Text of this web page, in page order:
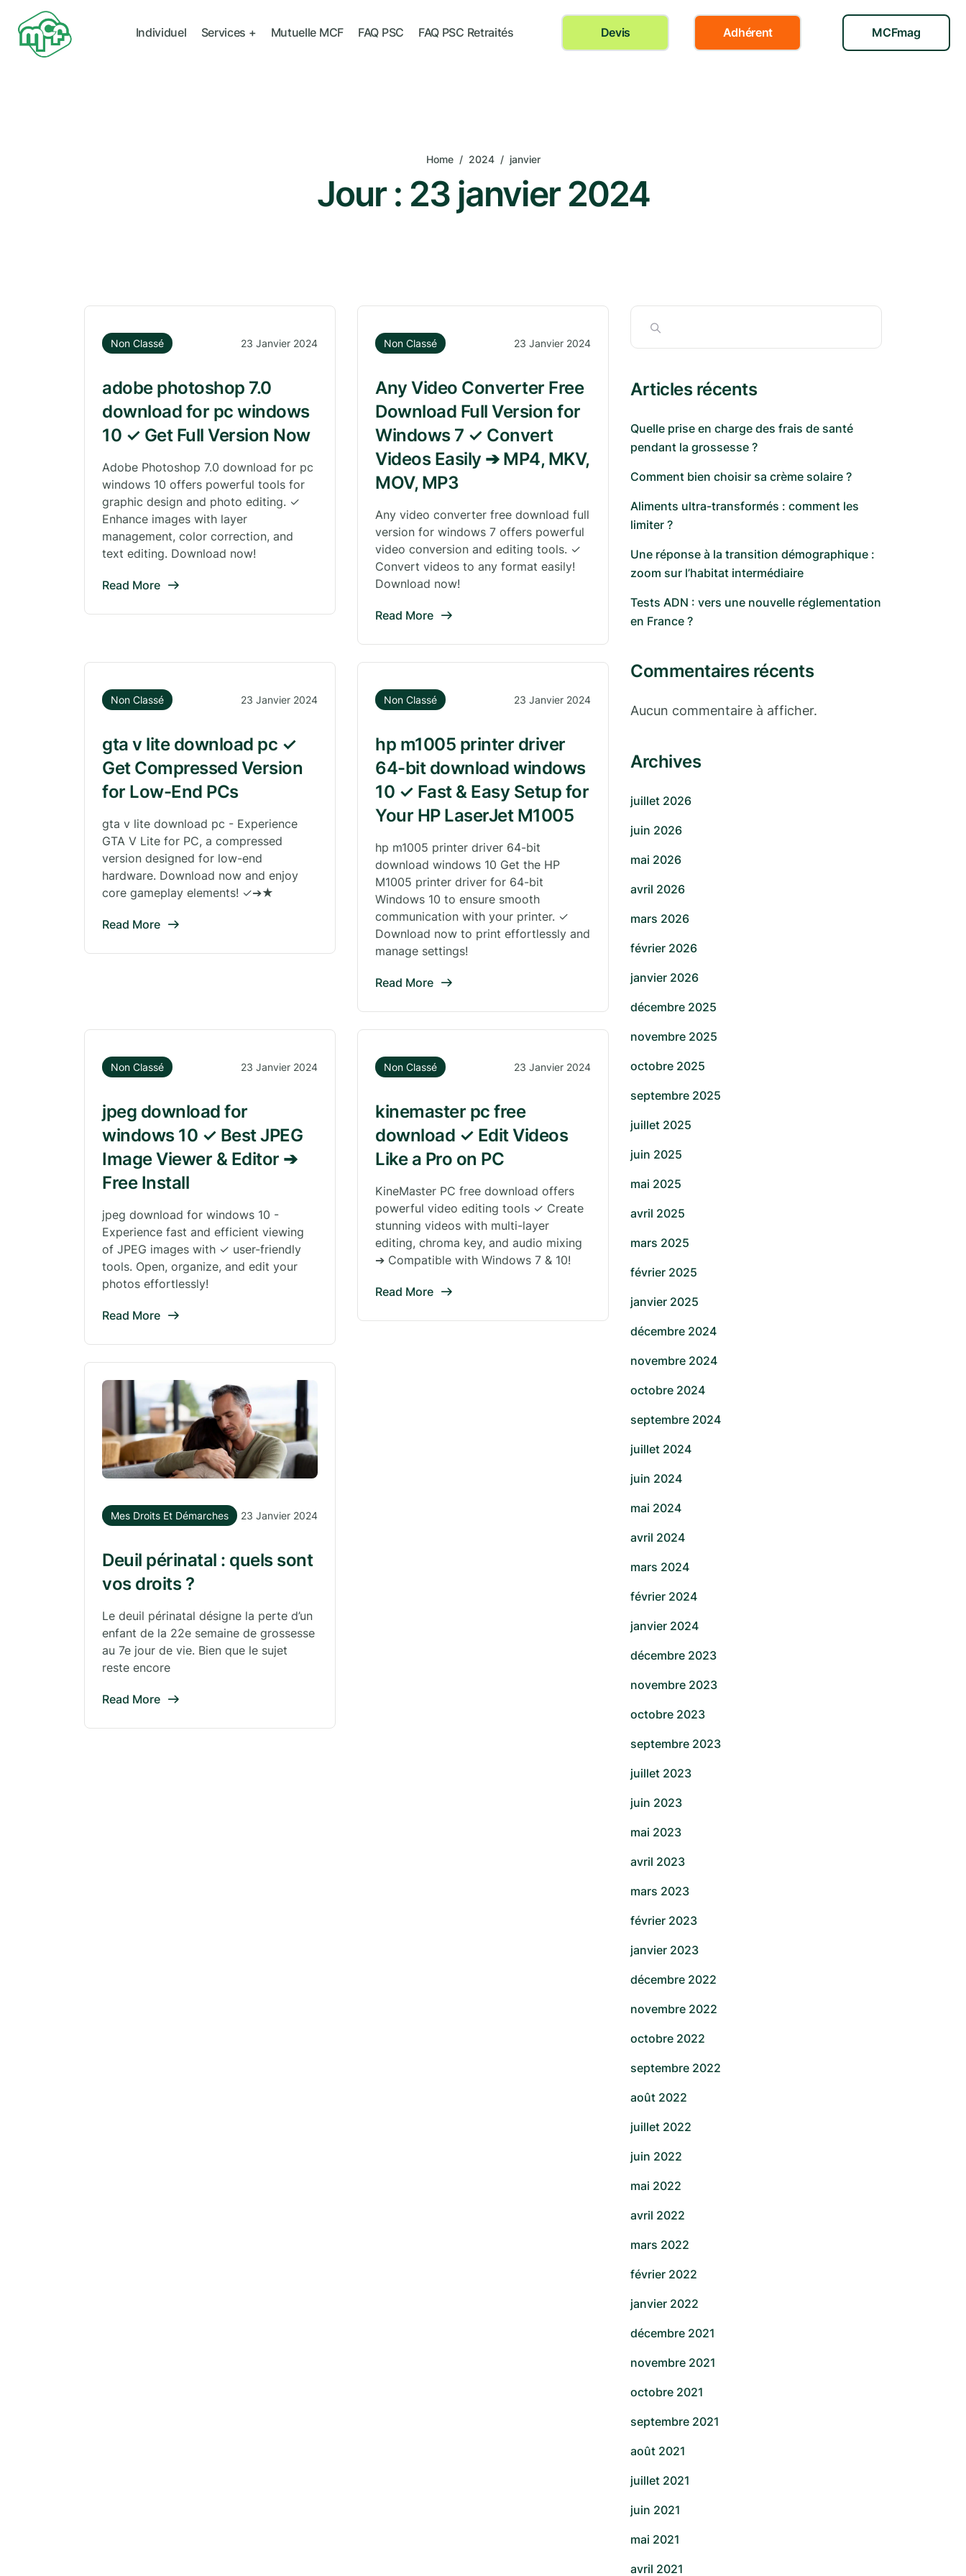
Individuel Services + Mutuelle MCF FAQ PSC FAQ PSC Retraités Devis Adhérent MCFmag
Home / 2024 / janvier
Jour : 23 janvier 2024
Non Classé 23 Janvier 2024
adobe photoshop 7.0
download for pc windows
10 ✓ Get Full Version Now
Adobe Photoshop 7.0 download for pc
windows 10 offers powerful tools for
graphic design and photo editing. ✓
Enhance images with layer
management, color correction, and
text editing. Download now!
Read More
Non Classé 23 Janvier 2024
Any Video Converter Free
Download Full Version for
Windows 7 ✓ Convert
Videos Easily ➔ MP4, MKV,
MOV, MP3
Any video converter free download full
version for windows 7 offers powerful
video conversion and editing tools. ✓
Convert videos to any format easily!
Download now!
Read More
Non Classé 23 Janvier 2024
gta v lite download pc ✓
Get Compressed Version
for Low-End PCs
gta v lite download pc - Experience
GTA V Lite for PC, a compressed
version designed for low-end
hardware. Download now and enjoy
core gameplay elements! ✓➔★
Read More
Non Classé 23 Janvier 2024
hp m1005 printer driver
64-bit download windows
10 ✓ Fast & Easy Setup for
Your HP LaserJet M1005
hp m1005 printer driver 64-bit
download windows 10 Get the HP
M1005 printer driver for 64-bit
Windows 10 to ensure smooth
communication with your printer. ✓
Download now to print effortlessly and
manage settings!
Read More
Non Classé 23 Janvier 2024
jpeg download for
windows 10 ✓ Best JPEG
Image Viewer & Editor ➔
Free Install
jpeg download for windows 10 -
Experience fast and efficient viewing
of JPEG images with ✓ user-friendly
tools. Open, organize, and edit your
photos effortlessly!
Read More
Non Classé 23 Janvier 2024
kinemaster pc free
download ✓ Edit Videos
Like a Pro on PC
KineMaster PC free download offers
powerful video editing tools ✓ Create
stunning videos with multi-layer
editing, chroma key, and audio mixing
➔ Compatible with Windows 7 & 10!
Read More
Mes Droits Et Démarches 23 Janvier 2024
Deuil périnatal : quels sont
vos droits ?
Le deuil périnatal désigne la perte d’un
enfant de la 22e semaine de grossesse
au 7e jour de vie. Bien que le sujet
reste encore
Read More
Articles récents
Quelle prise en charge des frais de santé
pendant la grossesse ?
Comment bien choisir sa crème solaire ?
Aliments ultra-transformés : comment les
limiter ?
Une réponse à la transition démographique :
zoom sur l’habitat intermédiaire
Tests ADN : vers une nouvelle réglementation
en France ?
Commentaires récents
Aucun commentaire à afficher.
Archives
juillet 2026
juin 2026
mai 2026
avril 2026
mars 2026
février 2026
janvier 2026
décembre 2025
novembre 2025
octobre 2025
septembre 2025
juillet 2025
juin 2025
mai 2025
avril 2025
mars 2025
février 2025
janvier 2025
décembre 2024
novembre 2024
octobre 2024
septembre 2024
juillet 2024
juin 2024
mai 2024
avril 2024
mars 2024
février 2024
janvier 2024
décembre 2023
novembre 2023
octobre 2023
septembre 2023
juillet 2023
juin 2023
mai 2023
avril 2023
mars 2023
février 2023
janvier 2023
décembre 2022
novembre 2022
octobre 2022
septembre 2022
août 2022
juillet 2022
juin 2022
mai 2022
avril 2022
mars 2022
février 2022
janvier 2022
décembre 2021
novembre 2021
octobre 2021
septembre 2021
août 2021
juillet 2021
juin 2021
mai 2021
avril 2021